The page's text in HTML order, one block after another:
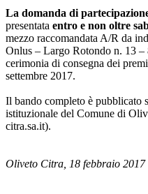
La domanda di
presentata entro e non oltre
mezzo raccomandata A/R da
Onlus – Largo Rotondo n. 13
cerimonia di consegna dei
settembre 2017.
Il bando completo è pubblicato
istituzionale del Comune di
citra.sa.it).
Oliveto Citra, 18 febbraio 2017